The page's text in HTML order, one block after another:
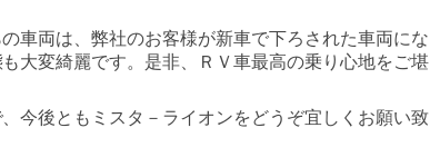
車両は、弊社のお客様が新車で下ろされた車両にな
大変綺麗です。是非、ＲＶ車最高の乗り心地をご堪
今後ともミスタ－ライオンをどうぞ宜しくお願い致